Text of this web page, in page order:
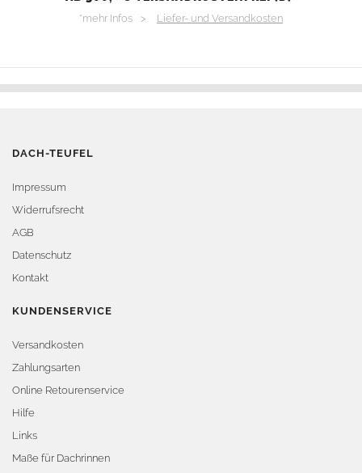
*mehr Infos > Liefer- und Versandkosten
DACH-TEUFEL
Impressum
Widerrufsrecht
AGB
Datenschutz
Kontakt
KUNDENSERVICE
Versandkosten
Zahlungsarten
Online Retourenservice
Hilfe
Links
Maße für Dachrinnen